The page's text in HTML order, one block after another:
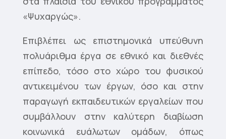
«Ψυχαργώς».
Επιβλέπει ως επιστημονικά υπεύθυνη
πολυάριθμα έργα σε εθνικό και διεθνές
επίπεδο, τόσο στο χώρο του φυσικού
αντικειμένου των έργων, όσο και στην
παραγωγή εκπαιδευτικών εργαλείων που
συμβάλλουν στην καλύτερη διαβίωση
κοινωνικά ευάλωτων ομάδων, όπως